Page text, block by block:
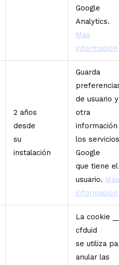
Google
Analytics.
Más
información
2 años
desde
su
instalación
Guarda
de usuario y
otra
los
Google
que tiene el
usuario. Más
información
La cookie
cfduid
se utiliza
anular las